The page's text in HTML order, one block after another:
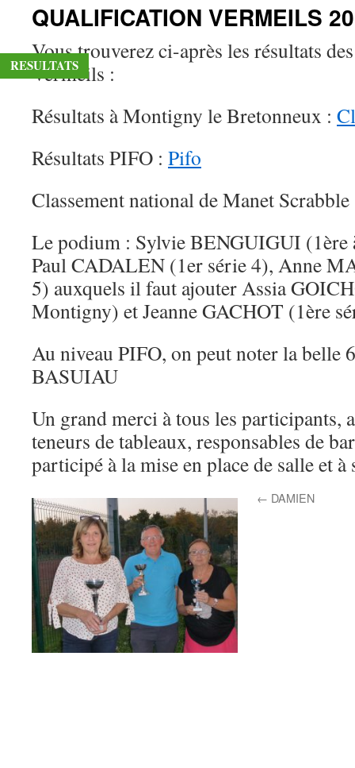
QUALIFICATION VERMEILS
Vous trouverez ci-après les résultats
Vermeils :
Résultats à Montigny le Bretonneux :
Résultats PIFO : Pifo
Classement national de Manet
Le podium : Sylvie BENGUIGUI (1ère
Paul CADALEN (1er série 4), Anne
5) auxquels il faut ajouter Assia
Montigny) et Jeanne GACHOT (1ère
Au niveau PIFO, on peut noter la belle
BASUIAU
Un grand merci à tous les participants,
teneurs de tableaux, responsables de
participé à la mise en place de salle et
← DAMIEN
RESULTATS